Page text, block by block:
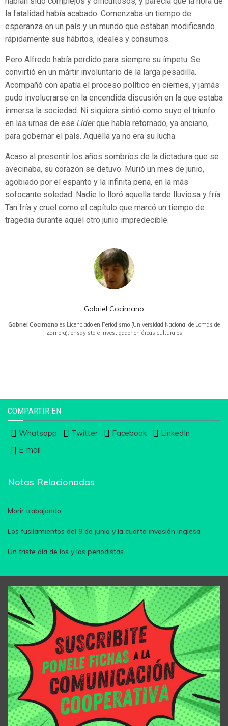
la fatalidad había acabado. Comenzaba un tiempo de
esperanza en un país y un mundo que estaban modificando
rápidamente sus hábitos, ideales y consumos.
Pero Alfredo había perdido para siempre su ímpetu. Se
convirtió en un mártir involuntario de la larga pesadilla.
Acompañó con apatía el proceso político en ciernes, y jamás
pudo involucrarse en la encendida discusión en la que estaba
inmersa la sociedad. Ni siquiera sintió como suyo el triunfo
en las urnas de ese Líderque había retornado, ya anciano,
para gobernar el país. Aquella ya no era su lucha.
Acaso al presentir los años sombríos de la dictadura que se
avecinaba, su corazón se detuvo. Murió un mes de junio,
agobiado por el espanto y la infinita pena, en la más
sofocante soledad. Nadie lo lloró aquella tarde lluviosa y fría.
Tan fría y cruel como el capítulo que marcó un tiempo de
tragedia durante aquel otro junio impredecible.
Gabriel Cocimano
Gabriel Cocimano es Licenciado en Periodismo (Universidad Nacional de Lomas de
Zamora), ensayista e investigador en áreas culturales
COMPARTIR EN
Whatsapp Twitter Facebook
LinkedIn
E-mail
Notas Relacionadas
Morir trabajando
Los fusilamientos del 9 de junio y la cuarta invasión inglesa
Un triste día de los y las periodistas